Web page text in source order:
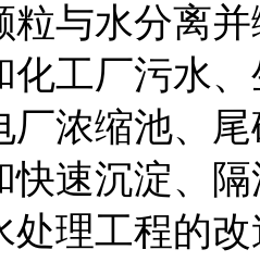
粒与水分离
化工厂污水
厂浓缩池、
快速沉淀、
处理工程的